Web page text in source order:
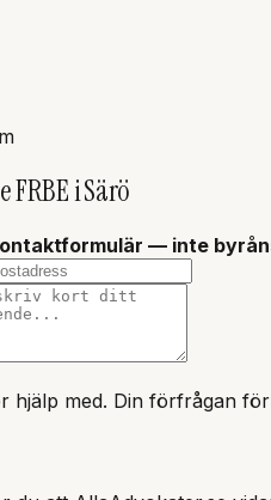
FRBE i Särö
— inte
hjälp med. Din förfrågan